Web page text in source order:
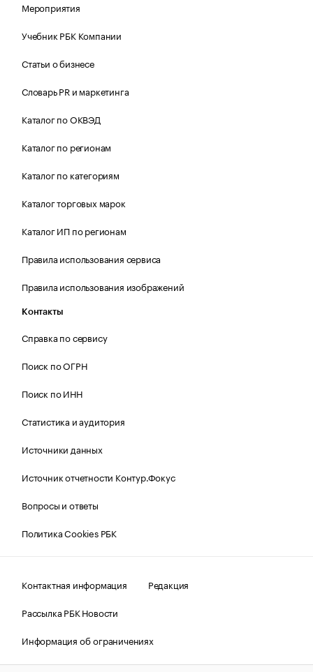
Мероприятия
Учебник РБК Компании
Статьи о бизнесе
Словарь PR и маркетинга
Каталог по ОКВЭД
Каталог по регионам
Каталог по категориям
Каталог торговых марок
Каталог ИП по регионам
Правила использования сервиса
Правила использования изображений
Контакты
Справка по сервису
Поиск по ОГРН
Поиск по ИНН
Статистика и аудитория
Источники данных
Источник отчетности Контур.Фокус
Вопросы и ответы
Политика Cookies РБК
Контактная информация
Редакция
Рассылка РБК Новости
Информация об ограничениях
Правовая информация
О соблюдении авторских прав